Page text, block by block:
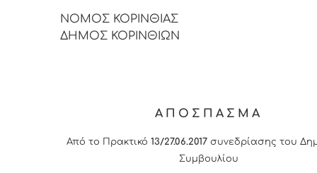
ΝΟΜΟΣ ΚΟΡΙΝΘΙΑΣ
ΔΗΜΟΣ ΚΟΡΙΝΘΙΩΝ
ΑΠΟΣΠΑΣΜΑ
Από το Πρακτικό 13/27.06.2017συνεδρίασης του
Συμβουλίου